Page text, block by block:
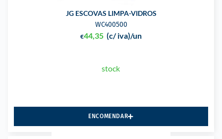
JG ESCOVAS LIMPA-VIDROS
WC400500
€44,35 (c/ iva)/un
stock
ENCOMENDAR